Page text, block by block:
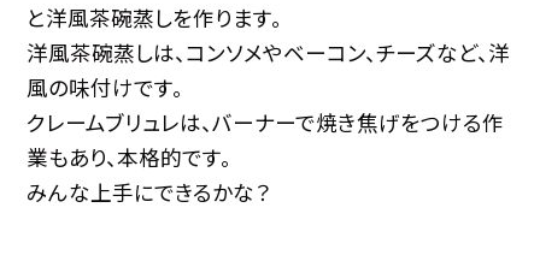
と洋風茶碗蒸しを作ります。
洋風茶碗蒸しは、コンソメやベーコン、チーズなど、洋
風の味付けです。
クレームブリュレは、バーナーで焼き焦げをつける作
業もあり、本格的です。
みんな上手にできるかな？